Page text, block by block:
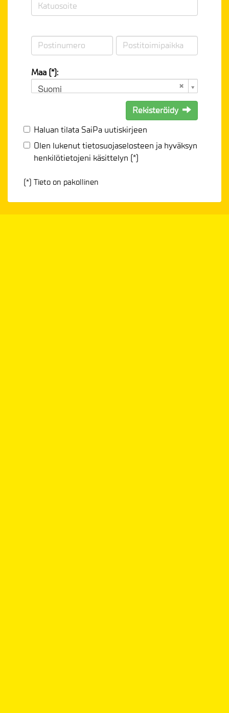
Maa (*):
Suomi
Rekisteröidy
Haluan tilata SaiPa uutiskirjeen
Olen lukenuttietosuojaselosteen ja hyväksyn
henkilötietojeni käsittelyn (*)
(*) Tieto on pakollinen